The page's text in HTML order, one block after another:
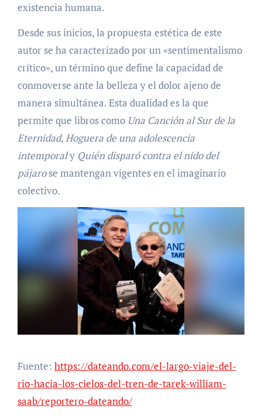
existencia humana.
Desde sus inicios, la propuesta estética de este
autor se ha caracterizado por un «sentimentalismo
crítico», un término que define la capacidad de
conmoverse ante la belleza y el dolor ajeno de
manera simultánea. Esta dualidad es la que
permite que libros como Una Canción al Sur de la
Eternidad,Hoguera de una adolescencia
intemporaly Quién disparó contra el nido del
pájarose mantengan vigentes en el imaginario
colectivo.
Fuente: https://dateando.com/el-largo-viaje-del-
rio-hacia-los-cielos-del-tren-de-tarek-william-
saab/reportero-dateando/